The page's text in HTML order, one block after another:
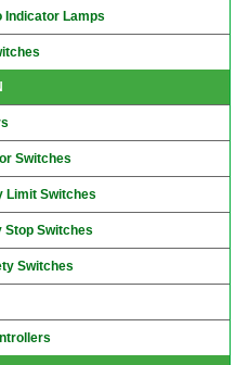
Indicator Lamps
Switches
Limit Switches
Stop Switches
Switches